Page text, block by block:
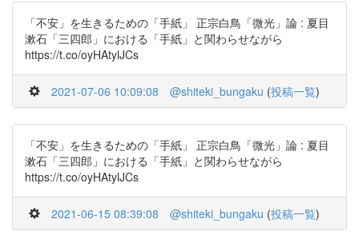
「不安」を生きるための「手紙」 正宗白鳥「微光」論 : 夏目
漱石「三四郎」における「手紙」と関わらせながら
https://t.co/oyHAtylJCs
2021-07-06 10:09:08 @shiteki_bungaku (投稿一覧)
「不安」を生きるための「手紙」 正宗白鳥「微光」論 : 夏目
漱石「三四郎」における「手紙」と関わらせながら
https://t.co/oyHAtylJCs
2021-06-15 08:39:08 @shiteki_bungaku (投稿一覧)